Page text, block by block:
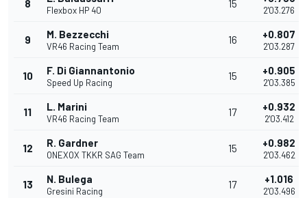
8
Flexbox HP 40
15
2'03.276
9 M. Bezzecchi
VR46 Racing Team
16 +0.807
2'03.287
10 F. Di Giannantonio
Speed Up Racing
15 +0.905
2'03.385
11 L. Marini
VR46 Racing Team
17 +0.932
2'03.412
12 R. Gardner
ONEXOX TKKR SAG Team
15 +0.982
2'03.462
13 N. Bulega
Gresini Racing
17 +1.016
2'03.496